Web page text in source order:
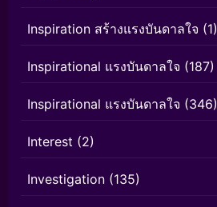
Inspiration สร้างแรงบันดาลใจ (1)
Inspirational แรงบันดาลใจ (187)
Inspirational แรงบันดาลใจ (346)
Interest (2)
Investigation (135)